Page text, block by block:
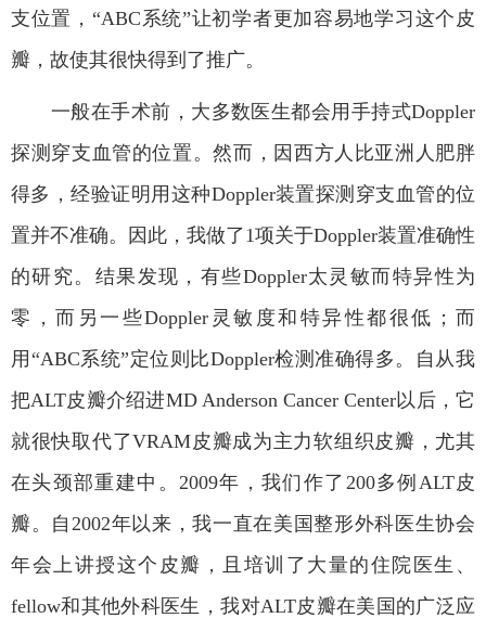
支位置，“ABC系统”让初学者更加容易地学习这个皮
瓣，故使其很快得到了推广。
一般在手术前，大多数医生都会用手持式Doppler
探测穿支血管的位置。然而，因西方人比亚洲人肥胖
得多，经验证明用这种Doppler装置探测穿支血管的位
置并不准确。因此，我做了1项关于Doppler装置准确性
的研究。结果发现，有些Doppler太灵敏而特异性为
零，而另一些Doppler 灵敏度和特异性都很低；而
用“ABC系统”定位则比Doppler检测准确得多。自从我
把ALT皮瓣介绍进MD Anderson Cancer Center以后，它
就很快取代了VRAM皮瓣成为主力软组织皮瓣，尤其
在头颈部重建中。 2009年，我们作了 200多例 ALT皮
瓣。自 2002年以来，我一直在美国整形外科医生协会
年会上讲授这个皮瓣，且培训了大量的住院医生、
fellow和其他外科医生，我对ALT皮瓣在美国的广泛应